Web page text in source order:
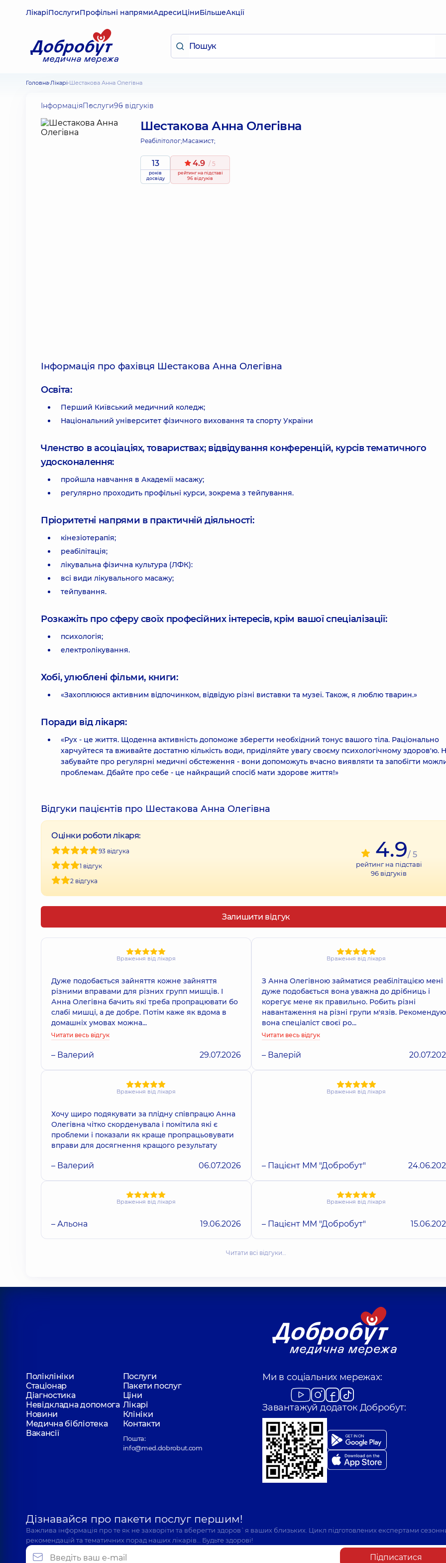
ЛікаріПослугиПрофільні напрямиАдресиЦіниБільшеАкції
Головна Лікарі Шестакова Анна Олегівна
ІнформаціяПослуги96 відгуків
Шестакова Анна Олегівна
Реабілітолог;Масажист;
13
років
досвіду
4.9 / 5
рейтингна підставі
96 відгуків
Інформація про фахівця Шестакова Анна Олегівна
Освіта:
Перший Київський медичний коледж;
Національний університет фізичного виховання та спорту України
Членство в асоціаціях, товариствах; відвідування конференцій, курсів тематичного
удосконалення:
пройшла навчання в Академії масажу;
регулярно проходить профільні курси, зокрема з тейпування.
Пріоритетні напрями в практичній діяльності:
кінезіотерапія;
реабілітація;
лікувальна фізична культура (ЛФК):
всі види лікувального масажу;
тейпування.
Розкажіть про сферу своїх професійних інтересів, крім вашої спеціалізації:
психологія;
електролікування.
Хобі, улюблені фільми, книги:
«Захоплююся активним відпочинком, відвідую різні виставки та музеї. Також, я люблю тварин.»
Поради від лікаря:
«Рух - це життя. Щоденна активність допоможе зберегти необхідний тонус вашого тіла. Раціонально
харчуйтеся та вживайте достатню кількість води, приділяйте увагу своєму психологічному здоров'ю.
забувайте про регулярні медичні обстеження - вони допоможуть вчасно виявляти та запобігти
проблемам. Дбайте про себе - це найкращий спосіб мати здорове життя!»
Відгуки пацієнтів про Шестакова Анна Олегівна
Оцінки роботи лікаря:
93 відгука
1 відгук
2 відгука
4.9/ 5
рейтинг на підставі
96 відгуків
Залишити відгук
Враження від лікаря
Дуже подобається зайняття кожне зайняття
різними вправами для різних групп мишців. І
Анна Олегівна бачить які треба пропрацювати бо
слабі мишці, а де добре. Потім каже як вдома в
домашніх умовах можна...
Читати весь відгук
– Валерий 29.07.2026
Враження від лікаря
З Анна Олегівною займатися реабілітацією мені
дуже подобається вона уважна до дрібниць і
корегує мене як правильно. Робить різні
навантаження на різні групи м'язів. Рекомендую
вона спеціаліст своєї ро...
Читати весь відгук
– Валерій
Враження від лікаря
Хочу щиро подякувати за плідну співпрацю Анна
Олегівна чітко скорденувала і помітила які є
проблеми і показали як краще пропрацьовувати
вправи для досягнення кращого результату
– Валерий 06.07.2026
Враження від лікаря
– Пацієнт ММ "Добробут"
Враження від лікаря
– Альона 19.06.2026
Враження від лікаря
– Пацієнт ММ "Добробут"
Читати всі відгуки…
Поліклініки
Послуги
Стаціонар
Пакети послуг
Діагностика
Ціни
Невідкладна допомога Лікарі
Новини
Клініки
Медична бібліотека
Контакти
Вакансії
Пошта:
info@med.dobrobut.com
Ми в соціальних мережах:
Завантажуй додаток Добробут:
Дізнавайся про пакети послуг першим!
Важлива інформація про те як не захворіти та вберегти здоров`я ваших близьких. Цикл підготовлених експертами
рекомендацій та тематичних порад наших лікарів… Будьте здорові!
Підписатися